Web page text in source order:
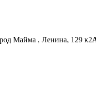
Майма , Ленина, 129 к2